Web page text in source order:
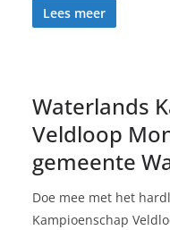
Lees meer
Waterlands
Veldloop
gemeente
Doe mee met het
Kampioenschap